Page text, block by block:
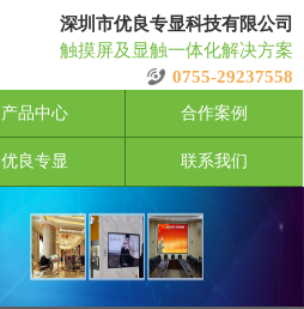
深圳市优良专显科技有限公司
触摸屏及显触一体化解决方案
0755-29237558
产品中心 合作案例
优良专显 联系我们